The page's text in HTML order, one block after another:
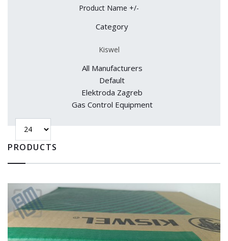
Product Name +/-
Category
Kiswel
All Manufacturers
Default
Elektroda Zagreb
Gas Control Equipment
PRODUCTS